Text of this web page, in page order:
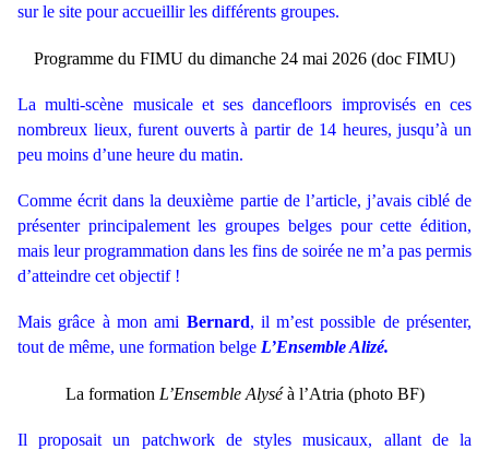
sur le site pour accueillir les différents groupes.
Programme du FIMU du dimanche 24 mai 2026 (doc FIMU)
La multi-scène musicale et ses dancefloors improvisés en ces
nombreux lieux, furent ouverts à partir de 14 heures, jusqu’à un
peu moins d’une heure du matin.
Comme écrit dans la deuxième partie de l’article, j’avais ciblé de
présenter principalement les groupes belges pour cette édition,
mais leur programmation dans les fins de soirée ne m’a pas permis
d’atteindre cet objectif !
Mais grâce à mon ami Bernard, il m’est possible de présenter,
tout de même, une formation belge L’Ensemble Alizé.
La formation L’Ensemble Alyséà l’Atria (photo BF)
Il proposait un patchwork de styles musicaux, allant de la